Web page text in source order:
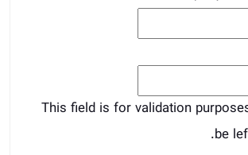
This field is for validation
be